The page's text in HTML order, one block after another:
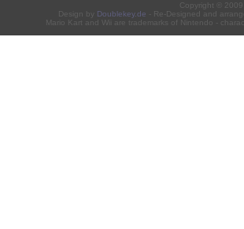
Copyright © 2009
Design by Doublekey.de - Re-Designed and
Mario Kart and Wii are trademarks of Nintendo -